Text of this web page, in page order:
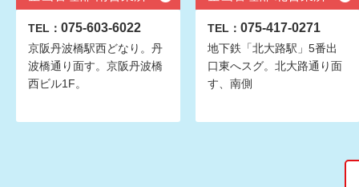
TEL： 075-603-6022
京阪丹波橋駅西どなり。丹
波橋通り面す。京阪丹波橋
西ビル1F。
TEL： 075-417-0271
地下鉄「北大路駅」5番出
口東へスグ。北大路通り面
す、南側